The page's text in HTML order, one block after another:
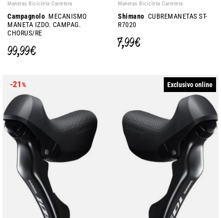
Manetas Bicicleta Carretera
Campagnolo MECANISMO
MANETA IZDO. CAMPAG.
CHORUS/RE
99,99 €
Manetas Bicicleta Carretera
Shimano CUBREMANETAS ST-
R7020
7,99 €
-21% Exclusivo online